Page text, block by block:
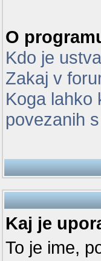
O
Kdo je
Zakaj v
Koga lahko
povezanih
Kaj je
To je ime,